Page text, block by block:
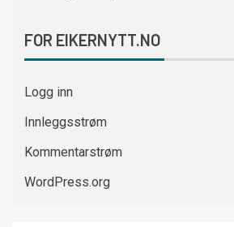
FOR EIKERNYTT.NO
Logg inn
Innleggsstrøm
Kommentarstrøm
WordPress.org